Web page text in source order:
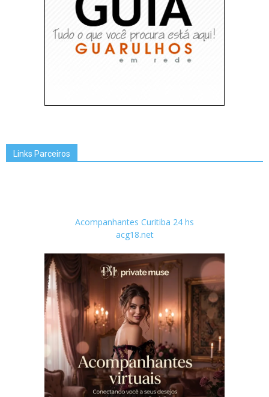
Links Parceiros
Acompanhantes Curitiba 24 hs
acg18.net